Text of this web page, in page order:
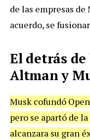
de las empresas de
acuerdo, se
El detrás
Altman y
Musk cofundó
pero se apartó de
alcanzara su gran